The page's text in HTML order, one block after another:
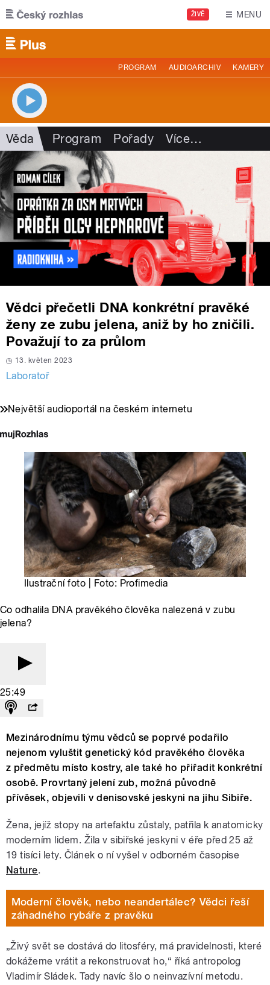
Přejít k hlavnímu obsahu
ŽIVĚ MENU
PROGRAM AUDIOARCHIV KAMERY
Věda Program Pořady Více…
Vědci přečetli DNA konkrétní pravěké
ženy ze zubu jelena, aniž by ho zničili.
Považují to za průlom
13. květen 2023
Laboratoř
Největší audioportál na českém internetu
Ilustrační foto | Foto: Profimedia
Co odhalila DNA pravěkého člověka nalezená v zubu
jelena?
25:49
Mezinárodnímu týmu vědců se poprvé podařilo
nejenom vyluštit genetický kód pravěkého člověka
z předmětu místo kostry, ale také ho přiřadit konkrétní
osobě. Provrtaný jelení zub, možná původně
přívěsek, objevili v denisovské jeskyni na jihu Sibiře.
Žena, jejíž stopy na artefaktu zůstaly, patřila k anatomicky
moderním lidem. Žila v sibiřské jeskyni v éře před 25 až
19 tisíci lety. Článek o ní vyšel v odborném časopise
Nature.
Moderní člověk, nebo neandertálec? Vědci řeší
záhadného rybáře z pravěku
„Živý svět se dostává do litosféry, má pravidelnosti, které
dokážeme vrátit a rekonstruovat ho,“ říká antropolog
Vladimír Sládek. Tady navíc šlo o neinvazívní metodu.